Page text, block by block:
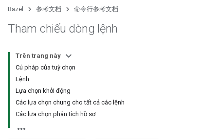
Bazel 参考文档 命令行参考文档
Tham chiếu dòng lệnh
Trên trang này
Cú pháp của tuỳ chọn
Lệnh
Lựa chọn khởi động
Các lựa chọn chung cho tất cả các lệnh
Các lựa chọn phân tích hồ sơ